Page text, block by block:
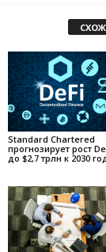
Standard Chartered
прогнозирует рост
до $2,7 трлн к 2030